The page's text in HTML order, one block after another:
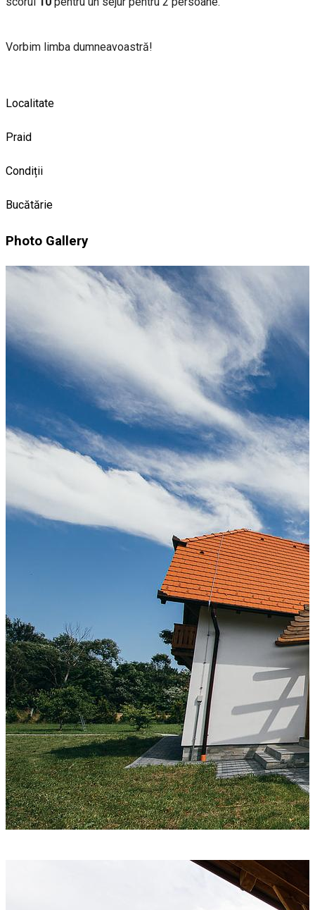
Vorbim limba dumneavoastră!
Localitate
Praid
Condiții
Bucătărie
Photo Gallery